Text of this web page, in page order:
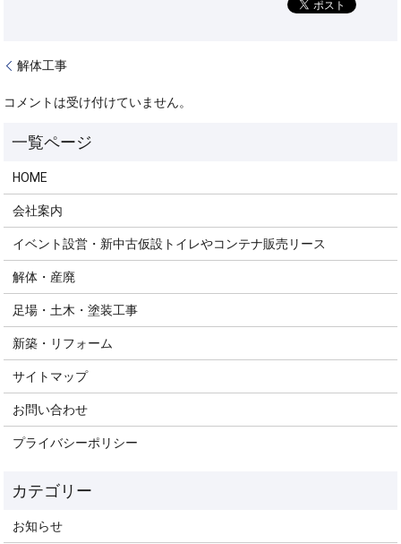
解体工事
コメントは受け付けていません。
HOME
会社案内
イベント設営・新中古仮設トイレやコンテナ販売リース
解体・産廃
足場・土木・塗装工事
新築・リフォーム
サイトマップ
お問い合わせ
プライバシーポリシー
お知らせ